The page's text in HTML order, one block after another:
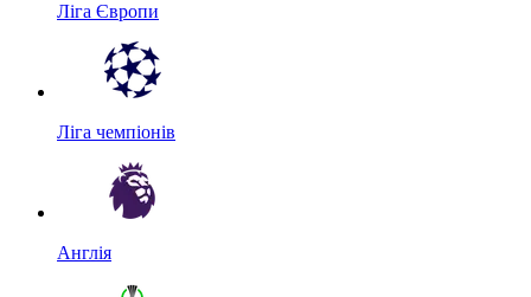
Ліга Європи
Ліга чемпіонів
Англія